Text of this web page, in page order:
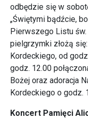
odbędzie się w
„Świętymi bądźcie,
Pierwszego Listu św.
pielgrzymki złożą
Kordeckiego, od
godz. 12.00
Bożej oraz adoracja
Kordeckiego o godz.
Koncert Pamięci